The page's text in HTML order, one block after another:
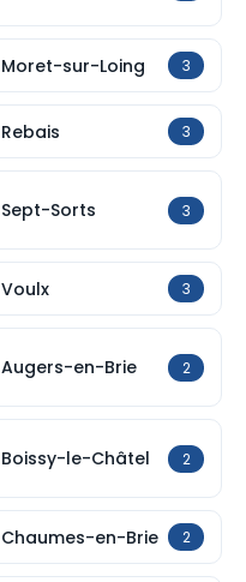
Moret-sur-Loing 3
Rebais 3
Sept-Sorts 3
Voulx 3
Augers-en-Brie 2
Boissy-le-Châtel 2
Chaumes-en-Brie 2